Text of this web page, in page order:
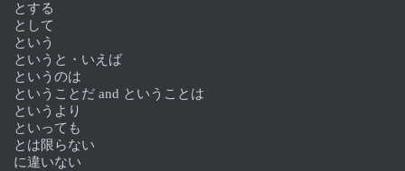
とする
として
という
というと・いえば
というのは
ということだ and ということは
というより
といっても
とは限らない
に違いない